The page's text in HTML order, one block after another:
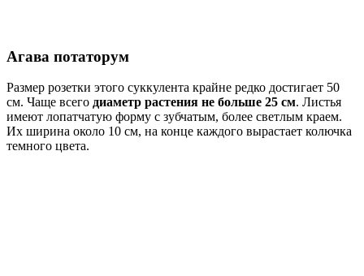
Агава потаторум
Размер розетки этого суккулента крайне редко достигает 50
см. Чаще всего диаметр растения не больше 25 см. Листья
имеют лопатчатую форму с зубчатым, более светлым краем.
Их ширина около 10 см, на конце каждого вырастает колючка
темного цвета.